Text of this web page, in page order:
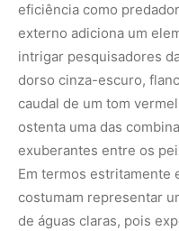
eficiência como
externo adiciona um
intrigar pesquisadores
dorso cinza-escuro,
caudal de um tom
ostenta uma das
exuberantes entre os
Em termos estritamente
costumam representar
de águas claras, pois